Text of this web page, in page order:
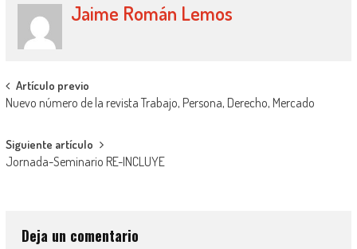
Jaime Román Lemos
Artículo previo
Nuevo número de la revista Trabajo, Persona, Derecho, Mercado
Siguiente artículo
Jornada-Seminario RE-INCLUYE
Deja un comentario